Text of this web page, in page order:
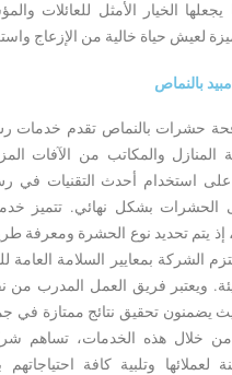
يجعلها الخيار الأمثل للعائلات
لعيش حياة خالية من الإزعاج
بالنماص
حشرات بالنماص تقدم خدمات رش
المنازل والمكاتب من الآفات
استخدام أحدث التقنيات في
الحشرات بشكل نهائي. تتميز
إذ يتم تحديد نوع الحشرة ومعرفة
الشركة بمعايير السلامة
ويعتبر فريق العمل المدرب من
يضمنون تحقيق نتائج ممتازة في
خلال هذه الخدمات، تساهم
لعملائها وتلبية كافة